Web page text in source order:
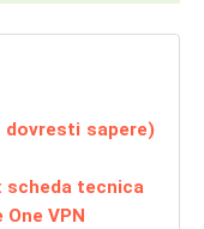
sapere)
scheda tecnica
VPN